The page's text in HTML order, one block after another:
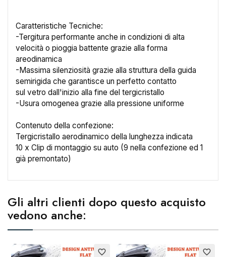
Caratteristiche Tecniche:
-Tergitura performante anche in condizioni di alta
velocità o pioggia battente grazie alla forma
areodinamica
-Massima silenziosità grazie alla struttura della guida
semirigida che garantisce un perfetto contatto
sul vetro dall'inizio alla fine del tergicristallo
-Usura omogenea grazie alla pressione uniforme
Contenuto della confezione:
Tergicristallo aerodinamico della lunghezza indicata
10 x Clip di montaggio su auto (9 nella confezione ed 1
già premontato)
Gli altri clienti dopo questo acquisto
vedono anche:
favorite_border favorite_border
Crea lista dei desideri ×
Nome lista dei desideri
Annulla Crea lista dei desideri